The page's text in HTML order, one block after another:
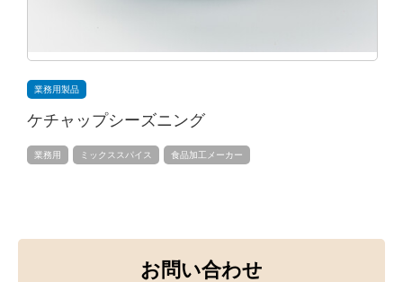
業務用製品
ケチャップシーズニング
業務用 ミックススパイス 食品加工メーカー
お問い合わせ